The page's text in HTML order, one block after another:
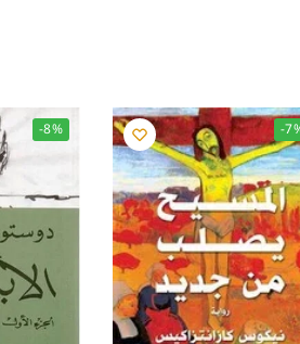
-
-8%